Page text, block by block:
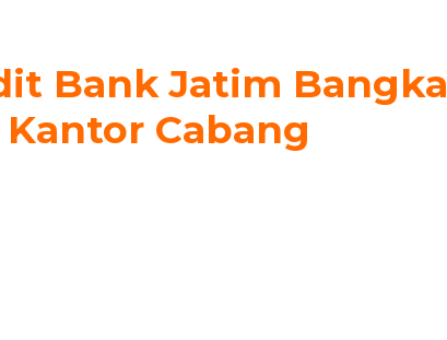
Bank Jatim
Cabang